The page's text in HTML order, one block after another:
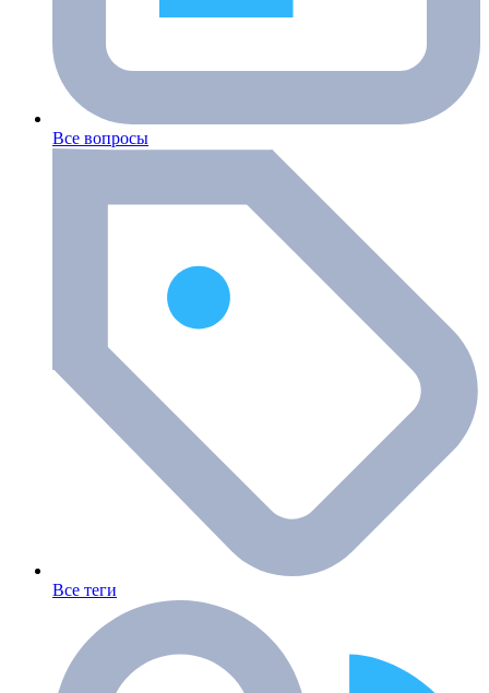
Все вопросы
Все теги